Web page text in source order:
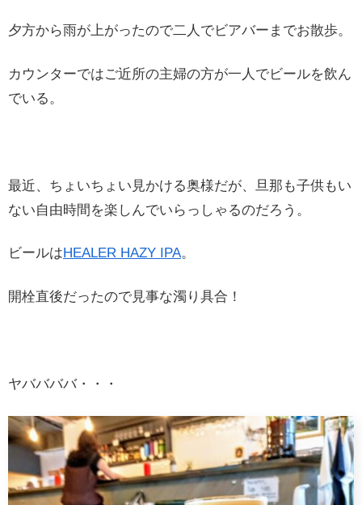
夕方から雨が上がったので二人でビアバーまでお散歩。
カウンターではご近所の主婦の方が一人でビールを飲ん
でいる。
最近、ちょいちょい見かける奥様だが、旦那も子供もい
ない自由時間を楽しんでいらっしゃるのだろう。
ビールは HEALER HAZY IPA。
開栓直後だったので見事な濁り具合！
ヤババババ・・・